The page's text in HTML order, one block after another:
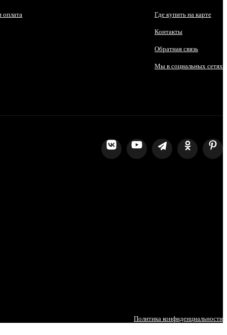
оплата Где купить на карте
Контакты
Обратная связь
Мы в социальных сетях
Политика конфиденциальности